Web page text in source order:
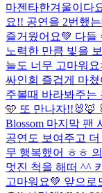
마젠타한겨울이다
요!! 공연을 2번했
즐거웠어요💚 다들
노력한 만큼 빛을
늘도 너무 고마워
싸인회 즐겁게 마
주볼때 바라봐주는
🩵 또 만나자!! 🐰🦊
Blossom 마지막 팬
공연도 보여주고
무 행복했어 ㅎㅎ
멋진 척을 해떠 ^^
고마워요💚 앞으로